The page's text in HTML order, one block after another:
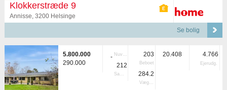
Klokkerstræde 9
Annisse, 3200 Helsinge
Se bolig
5.800.000
290.000
- Nuvær.
212
Samlet
203
Beboet
284.2
Vægtet
20.408 4.766
Ejerudg.